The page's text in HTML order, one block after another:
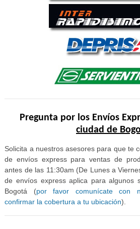
Pregunta por los Envíos
ciudad de
Solicita a nuestros asesores para que te
de envíos express para ventas de
antes de las 11:30am (De Lunes a
de envíos express aplica para algunos
Bogotá (por favor comunícate con
confirmar la cobertura a tu ubicación).